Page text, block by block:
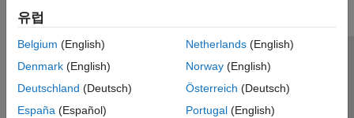
유럽
Belgium (English)
Denmark (English)
Deutschland (Deutsch)
España (Español)
Netherlands(English)
Norway(English)
Österreich (Deutsch)
Portugal(English)
신뢰 센터 등록 상표 개인정보 취급방침
불법 복제 방지
애플리케이션 상태
© 1994-2026 The MathWorks, Inc.